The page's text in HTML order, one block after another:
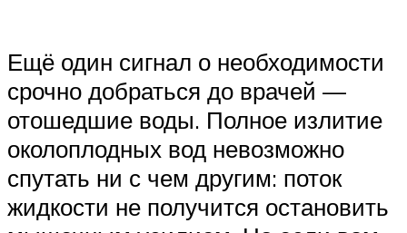
Ещё один сигнал о необходимости
срочно добраться до врачей —
отошедшие воды. Полное излитие
околоплодных вод невозможно
спутать ни с чем другим: поток
жидкости не получится остановить